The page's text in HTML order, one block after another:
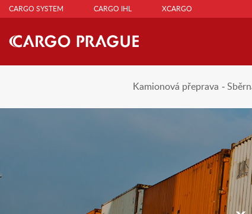
CARGO SYSTEM CARGO IHL XCARGO
Kamionová přeprava